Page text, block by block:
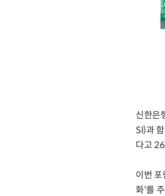
신한은
SI)과
다고
이번
화'를